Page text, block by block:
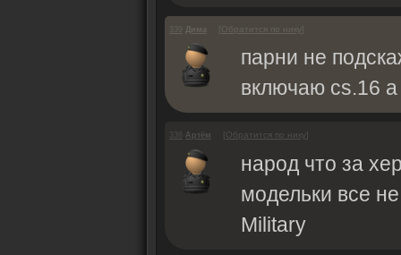
Дима [Обратится по нику ]
парни не
включаю cs.16 а
Артём Обратится по нику
народ что за
модельки все
Military